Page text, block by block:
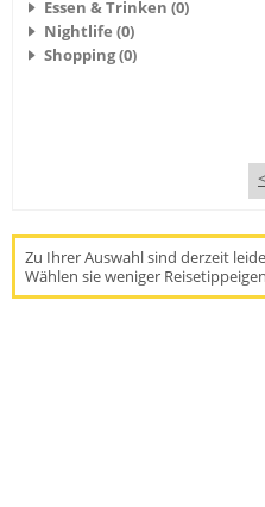
Essen & Trinken (0)
Nightlife (0)
Shopping (0)
Zu Ihrer Auswahl sind derzeit
Wählen sie weniger